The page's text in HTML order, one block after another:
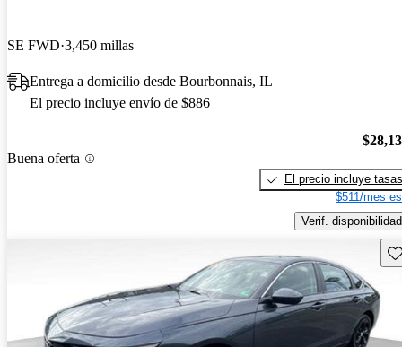
SE FWD 3,450 millas
Entrega a domicilio desde Bourbonnais, IL
El precio incluye envío de $886
Buena oferta
El precio incluye tasas
$511/mes
Verif. disponibilidad